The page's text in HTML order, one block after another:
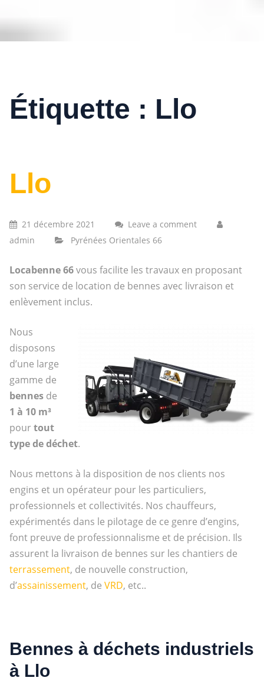
Étiquette : Llo
Llo
21 décembre 2021
Leave a comment
admin
Pyrénées Orientales 66
Locabenne 66vous facilite les travaux en proposant
son service de location de bennes avec livraison et
enlèvement inclus.
Nous
disposons
d’une large
gamme de
bennes de
1 à 10 m³
pourtout
type de déchet.
Nous mettons à la disposition de nos clients nos
engins et un opérateur pour les particuliers,
professionnels et collectivités. Nos chauffeurs,
expérimentés dans le pilotage de ce genre d’engins,
font preuve de professionnalisme et de précision. Ils
assurent la livraison de bennes sur les chantiers de
terrassement, de nouvelle construction,
d’assainissement, de VRD, etc..
Bennes à déchets industriels
à Llo